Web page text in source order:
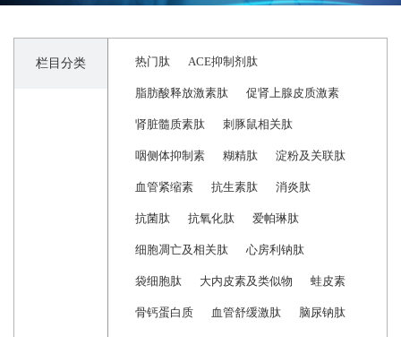
栏目分类 热门肽 ACE抑制剂肽
脂肪酸释放激素肽 促肾上腺皮质激素
肾脏髓质素肽 刺豚鼠相关肽
咽侧体抑制素 糊精肽 淀粉及关联肽
血管紧缩素 抗生素肽 消炎肽
抗菌肽 抗氧化肽 爱帕琳肽
细胞凋亡及相关肽 心房利钠肽
袋细胞肽 大内皮素及类似物 蛙皮素
骨钙蛋白质 血管舒缓激肽 脑尿钠肽